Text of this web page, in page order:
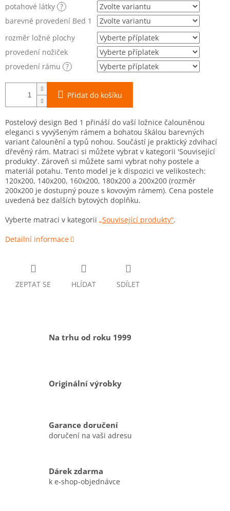
potahové látky ?
barevné provedení Bed 1
rozměr ložné plochy
provedení nožiček
provedení rámu ?
Přidat do košíku
Postelový design Bed 1 přináší do vaší ložnice čalouněnou
eleganci s vyvýšeným rámem a bohatou škálou barevných
variant čalounění a typů nohou. Součástí je praktický zdvihací
dřevěný rám. Matraci si můžete vybrat v kategorii 'Související
produkty'. Zároveň si můžete sami vybrat nohy postele a
materiál potahu. Tento model je k dispozici ve velikostech:
120x200, 140x200, 160x200, 180x200 a 200x200 (rozměr
200x200 je dostupný pouze s kovovým rámem). Cena postele
uvedená bez dalších bytových doplňku.
Vyberte matraci v kategorii „Související produkty“.
Detailní informace
ZEPTAT SE HLÍDAT SDÍLET
Na trhu od roku 1999
Originální výrobky
Garance doručení
doručení na vaši adresu
Dárek zdarma
k e-shop-objednávce